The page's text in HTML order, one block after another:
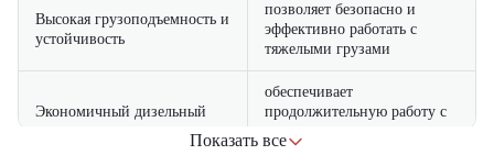
Высокая грузоподъемность и
устойчивость
позволяет безопасно и
эффективно работать с
тяжелыми грузами
Экономичный дизельный
обеспечивает
продолжительную работу с
топлива
Показать все